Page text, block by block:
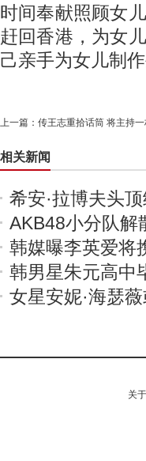
时间奉献照顾女
赶回香港，为女
己亲手为女儿制
上一篇： 传王志重拾话筒 将主持
相关新闻
希安·拉博夫头
AKB48小分队解
韩媒曝李英爱将
韩男星朱元高中
女星安妮·海瑟
关